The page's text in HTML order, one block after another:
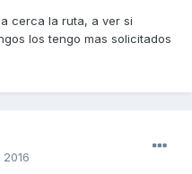
cerca la ruta, a ver si
los tengo mas solicitados